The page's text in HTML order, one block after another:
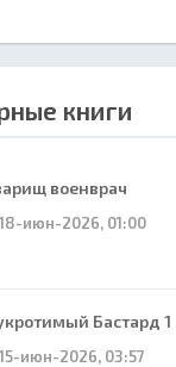
книги
военврач
18-июн-2026, 01:00
Бастард 1
15-июн-2026, 03:57